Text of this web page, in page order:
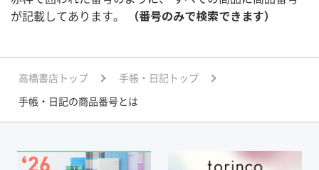
が記載してあります。
（番号のみで検索できます）
高橋書店トップ
手帳・日記トップ
手帳・日記の商品番号とは